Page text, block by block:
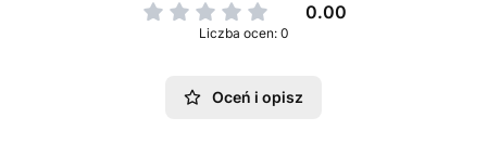
0.00
Liczba ocen: 0
Oceń i opisz